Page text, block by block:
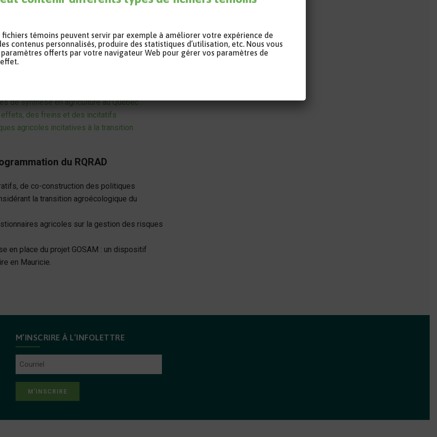
en partenariat - agriculture
– secteur Nature et technologies
États des lieux
de synthèse en agriculture au Québec :
des freins et des incitatifs
agricoles incitatives à la transition
du RQRAD
de co-construction des politiques
la transition agroécologique du
agricoles sur la gestion des risques
en place du projet GOSAM : un dispositif
en Mauricie.
ORCID
ResearchGate
M’INSCRIRE À L’INFOLETTRE
Courriel
témoins peuvent servir par exemple à améliorer votre expérience de
contenus personnalisés, produire des statistiques d’utilisation, etc. Nous vous
offerts par votre navigateur Web pour gérer vos paramètres de